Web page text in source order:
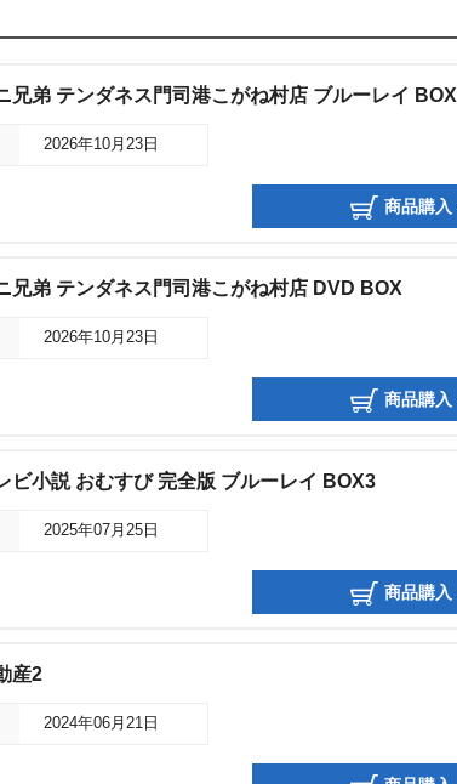
兄弟 テンダネス門司港こがね村店 ブルーレイ BOX
2026年10月23日
商品購入
兄弟 テンダネス門司港こがね村店 DVD BOX
2026年10月23日
商品購入
ビ小説 おむすび 完全版 ブルーレイ BOX3
2025年07月25日
商品購入
産2
2024年06月21日